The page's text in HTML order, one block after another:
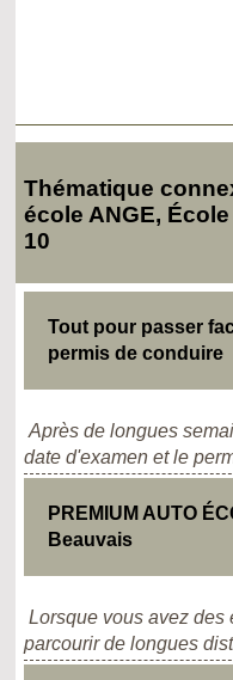
Thématique
école ANGE,
10
Tout pour passer
permis de conduire
Après de longues
date d'examen et le
PREMIUM AUTO
Beauvais
Lorsque vous avez des
parcourir de longues